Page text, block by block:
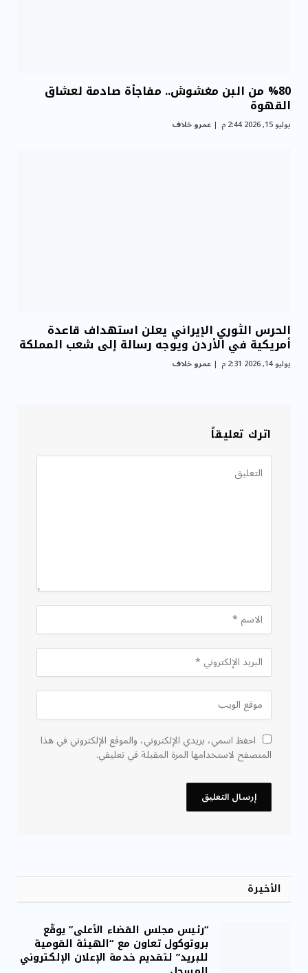
%80 من البن مغشوش.. مفاجأة صادمة لعشاق
القهوة
يوليو 15, 2026 2:44 م عمرو خلاف
الحرس الثوري الإيراني يعلن استهداف قاعدة
أمريكية في الأردن ويوجه رسالة إلى شعب المملكة
يوليو 14, 2026 2:31 م عمرو خلاف
اترك تعليقاً
احفظ اسمي، بريدي الإلكتروني، والموقع الإلكتروني في هذا
المتصفح لاستخدامها المرة المقبلة في تعليقي.
الأخيرة
“رئيس مجلس القضاء الأعلى” يوقّع
بروتوكول تعاون مع “الهيئة القومية
للبريد” لتقديم خدمة الإعلان الإلكتروني